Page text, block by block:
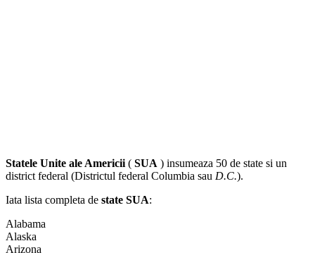
Statele Unite ale Americii ( SUA ) insumeaza 50 de state si un
district federal (Districtul federal Columbia sau D.C.).
Iata lista completa de state SUA:
Alabama
Alaska
Arizona